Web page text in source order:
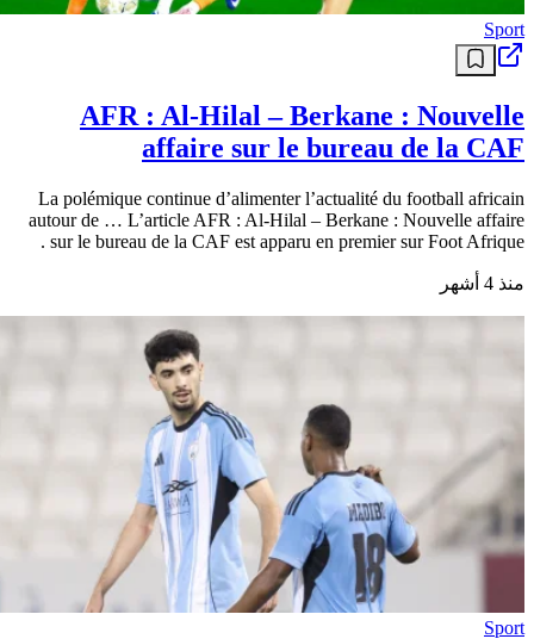
Sport
AFR : Al-Hilal – Berkane : Nouvelle
affaire sur le bureau de la CAF
La polémique continue d’alimenter l’actualité du football africain
autour de … L’article AFR : Al-Hilal – Berkane : Nouvelle affaire
sur le bureau de la CAF est apparu en premier sur Foot Afrique .
منذ 4 أشهر
Sport